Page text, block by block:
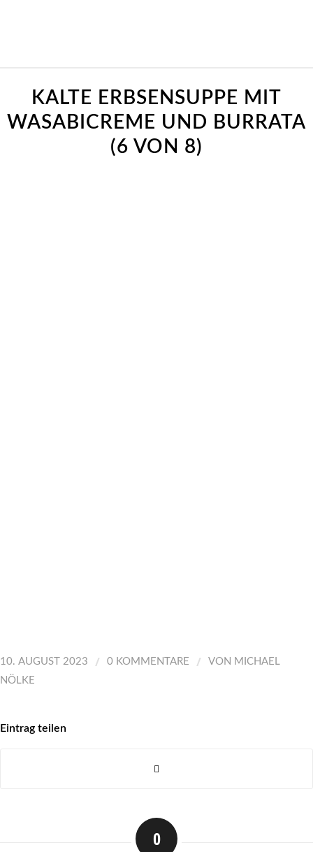
KALTE ERBSENSUPPE MIT
WASABICREME UND BURRATA
(6 VON 8)
10. AUGUST 2023 / 0 KOMMENTARE / VON MICHAEL
NÖLKE
Eintrag teilen
0